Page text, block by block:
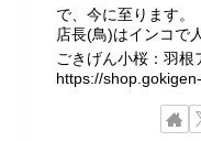
で、今に至ります。
店長(鳥)はインコで
ごきげん小桜：羽根
https://